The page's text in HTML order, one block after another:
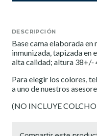
DESCRIPCIÓN
Base cama elaborada en
inmunizada, tapizada en
alta calidad; altura 38+/-
Para elegir los colores,
a uno de nuestros
(NO INCLUYE